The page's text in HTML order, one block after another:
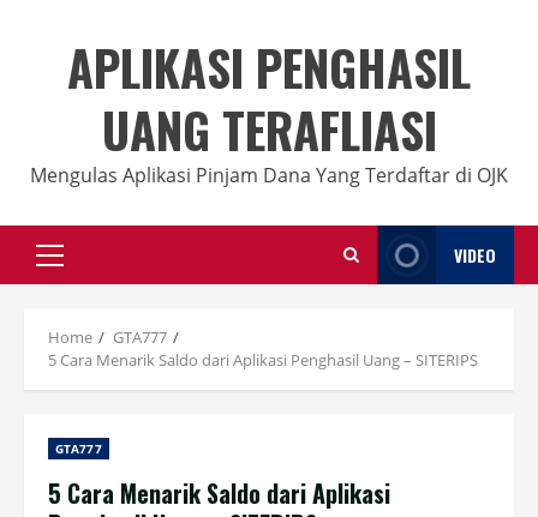
APLIKASI PENGHASIL
UANG TERAFLIASI
Mengulas Aplikasi Pinjam Dana Yang Terdaftar di OJK
Primary
Menu
VIDEO
Home
GTA777
5 Cara Menarik Saldo dari Aplikasi Penghasil Uang – SITERIPS
GTA777
5 Cara Menarik Saldo dari Aplikasi